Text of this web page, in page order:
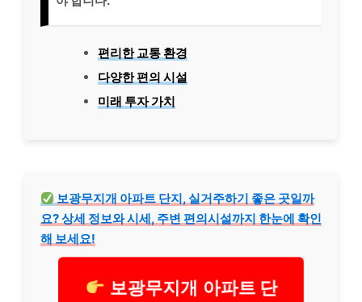
편리한 교통 환경
다양한 편의 시설
미래 투자 가치
보광무지개 아파트 단지, 실거주하기 좋은 곳일까
요? 상세 정보와 시세, 주변 편의시설까지 한눈에 확인
해 보세요!
보광무지개 아파트 단